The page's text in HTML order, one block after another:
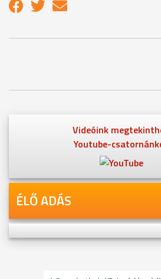
Videóink
Youtube-
ÉLŐ ADÁS